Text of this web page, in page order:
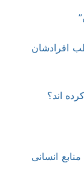
افرادشان
اند؟
انسانی